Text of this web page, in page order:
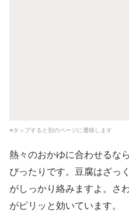
※タップすると別のページに遷移します
熱々のおかゆに合わせるな
ぴったりです。豆腐はざっ
がしっかり絡みますよ。さ
がピリッと効いています。